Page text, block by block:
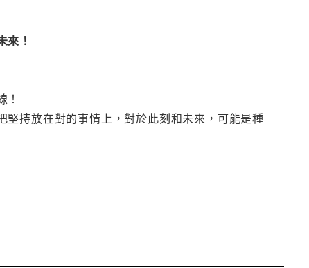
來！
持放在對的事情上，對於此刻和未來，可能是種